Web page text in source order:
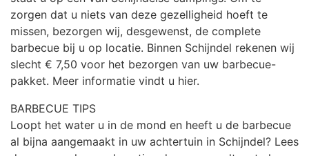
zorgen dat u niets van deze gezelligheid hoeft te
missen, bezorgen wij, desgewenst, de complete
barbecue bij u op locatie. Binnen Schijndel rekenen wij
slecht € 7,50 voor het bezorgen van uw barbecue-
pakket. Meer informatie vindt u hier.
BARBECUE TIPS
Loopt het water u in de mond en heeft u de barbecue
al bijna aangemaakt in uw achtertuin in Schijndel? Lees